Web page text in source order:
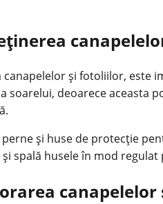
și fotoliilor, este
soarelui, deoarece aceasta
și huse de protecție
spală husele în mod